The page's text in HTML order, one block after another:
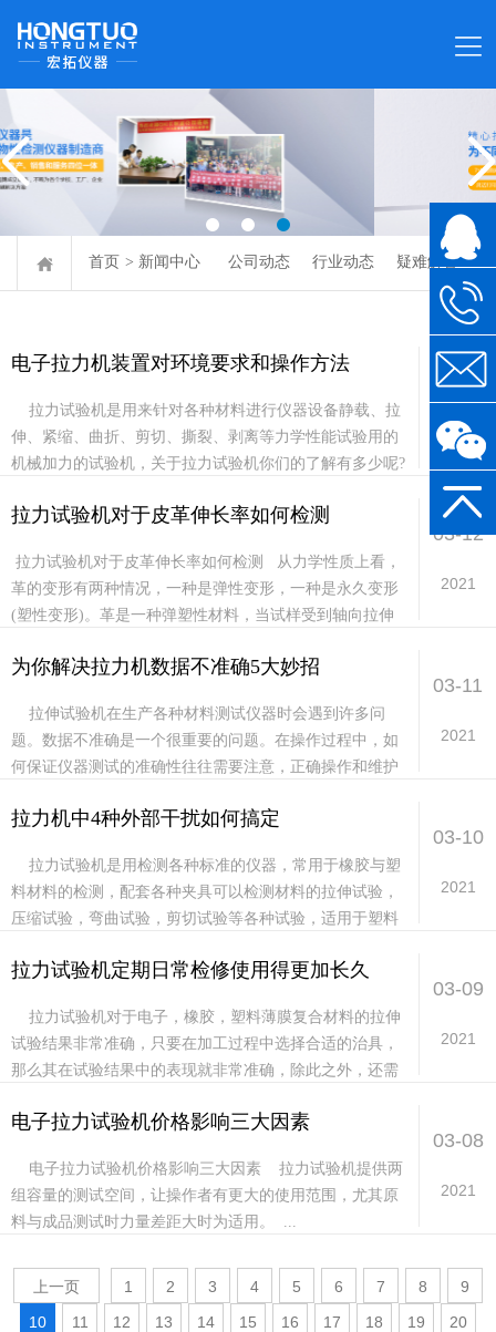
首页 > 新闻中心 公司动态 行业动态 疑难解答
03-15
2021
电子拉力机装置对环境要求和操作方法
拉力试验机是用来针对各种材料进行仪器设备静载、拉
伸、紧缩、曲折、剪切、撕裂、剥离等力学性能试验用的
机械加力的试验机，关于拉力试验机你们的了解有多少呢?
03-12
2021
拉力试验机对于皮革伸长率如何检测
拉力试验机对于皮革伸长率如何检测 从力学性质上看，
革的变形有两种情况，一种是弹性变形，一种是永久变形
(塑性变形)。革是一种弹塑性材料，当试样受到轴向拉伸
03-11
2021
为你解决拉力机数据不准确5大妙招
拉伸试验机在生产各种材料测试仪器时会遇到许多问
题。数据不准确是一个很重要的问题。在操作过程中，如
何保证仪器测试的准确性往往需要注意，正确操作和维护
03-10
2021
拉力机中4种外部干扰如何搞定
拉力试验机是用检测各种标准的仪器，常用于橡胶与塑
料材料的检测，配套各种夹具可以检测材料的拉伸试验，
压缩试验，弯曲试验，剪切试验等各种试验，适用于塑料
03-09
2021
拉力试验机定期日常检修使用得更加长久
拉力试验机对于电子，橡胶，塑料薄膜复合材料的拉伸
试验结果非常准确，只要在加工过程中选择合适的治具，
那么其在试验结果中的表现就非常准确，除此之外，还需
03-08
2021
电子拉力试验机价格影响三大因素
电子拉力试验机价格影响三大因素 拉力试验机提供两
组容量的测试空间，让操作者有更大的使用范围，尤其原
料与成品测试时力量差距大时为适用。 ...
上一页 1 2 3 4 5 6 7 8
9
10
11 12 13 14 15 16 17 18 19
20